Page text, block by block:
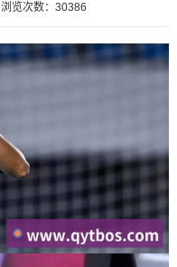
浏览次数：30386